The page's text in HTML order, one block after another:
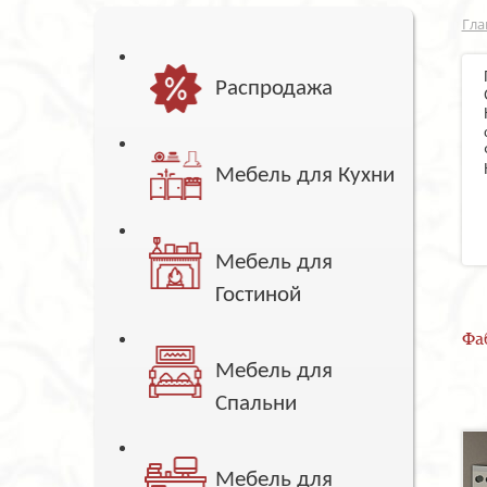
Распродажа
Мебель для Кухни
Мебель для
Гостиной
Мебель для
Спальни
Мебель для